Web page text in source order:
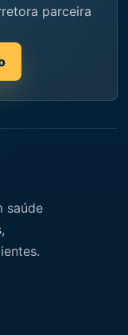
parceira
saúde